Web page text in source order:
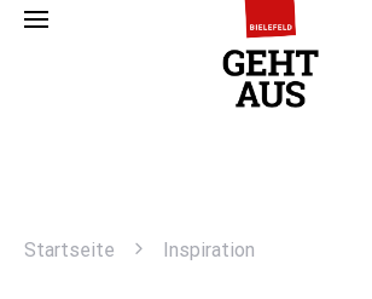
Startseite Inspiration